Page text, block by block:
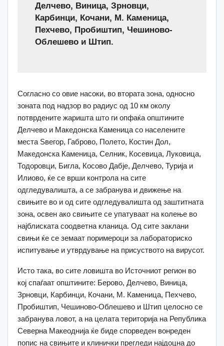
Делчево, Виница, Зрновци,
Карбинци, Кочани, М. Каменица,
Пехчево, Пробиштип, Чешиново-
Облешево и Штип.
Согласно со овие насоки, во втората зона, односно
зоната под надзор во радиус од 10 км околу
потврдените жаришта што ги опфаќа општините
Делчево и Македонска Каменица со населените
места Ѕвегор, Габрово, Полето, Костин Дол,
Македонска Каменица, Селник, Косевица, Луковица,
Тодоровци, Бигла, Косово Дабје, Делчево, Турија и
Илиово, ќе се врши контрола на сите
одгледувалишта, а се забранува и движење на
свињите во и од сите одгледувалишта од заштитната
зона, освен ако свињите се упатуваат на колење во
најблиската соодветна кланица. Од сите заклани
свињи ќе се земаат поримероци за лабораториско
испитување и утврдување на присуството на вирусот.
Исто така, во сите ловишта во Источниот регион во
кој спаѓаат општините: Берово, Делчево, Виница,
Зрновци, Карбинци, Кочани, М. Каменица, Пехчево,
Пробиштип, Чешиново-Облешево и Штип целосно се
забранува ловот, а на целата територија на Република
Северна Макеоднија ќе биде спорведен вонреден
попис на свињите и клинички прегледи најдоцна до